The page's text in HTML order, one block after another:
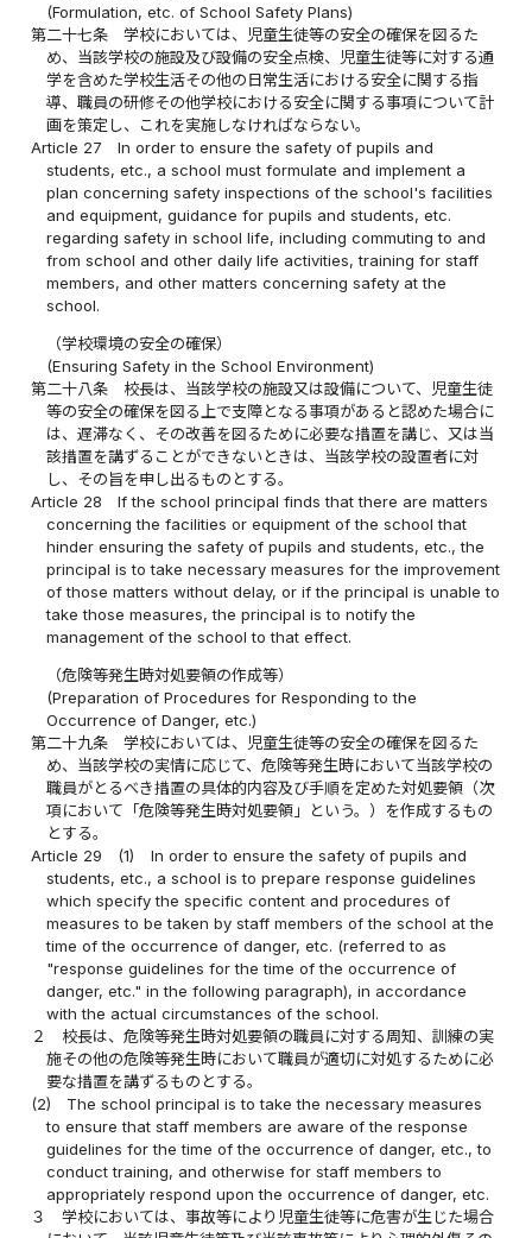
(Formulation, etc. of School Safety Plans)
第二十七条
学校においては、児童生徒等の安全の確保を図るた
め、当該学校の施設及び設備の安全点検、児童生徒等に対する通
学を含めた学校生活その他の日常生活における安全に関する指
導、職員の研修その他学校における安全に関する事項について計
画を策定し、これを実施しなければならない。
Article 27
In order to ensure the safety of pupils and
students, etc., a school must formulate and implement a
plan concerning safety inspections of the school's facilities
and equipment, guidance for pupils and students, etc.
regarding safety in school life, including commuting to and
from school and other daily life activities, training for staff
members, and other matters concerning safety at the
school.
（学校環境の安全の確保）
(Ensuring Safety in the School Environment)
第二十八条
校長は、当該学校の施設又は設備について、児童生徒
等の安全の確保を図る上で支障となる事項があると認めた場合に
は、遅滞なく、その改善を図るために必要な措置を講じ、又は当
該措置を講ずることができないときは、当該学校の設置者に対
し、その旨を申し出るものとする。
Article 28
If the school principal finds that there are matters
concerning the facilities or equipment of the school that
hinder ensuring the safety of pupils and students, etc., the
principal is to take necessary measures for the improvement
of those matters without delay, or if the principal is unable to
take those measures, the principal is to notify the
management of the school to that effect.
（危険等発生時対処要領の作成等）
(Preparation of Procedures for Responding to the
Occurrence of Danger, etc.)
第二十九条
学校においては、児童生徒等の安全の確保を図るた
め、当該学校の実情に応じて、危険等発生時において当該学校の
職員がとるべき措置の具体的内容及び手順を定めた対処要領（次
項において「危険等発生時対処要領」という。）を作成するもの
とする。
Article 29
(1)
In order to ensure the safety of pupils and
students, etc., a school is to prepare response guidelines
which specify the specific content and procedures of
measures to be taken by staff members of the school at the
time of the occurrence of danger, etc. (referred to as
"response guidelines for the time of the occurrence of
danger, etc." in the following paragraph), in accordance
with the actual circumstances of the school.
２
校長は、危険等発生時対処要領の職員に対する周知、訓練の実
施その他の危険等発生時において職員が適切に対処するために必
要な措置を講ずるものとする。
(2)
The school principal is to take the necessary measures
to ensure that staff members are aware of the response
guidelines for the time of the occurrence of danger, etc., to
conduct training, and otherwise for staff members to
appropriately respond upon the occurrence of danger, etc.
３
学校においては、事故等により児童生徒等に危害が生じた場合